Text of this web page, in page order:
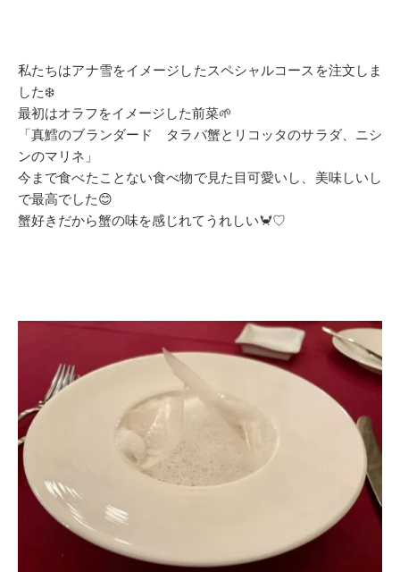
私たちはアナ雪をイメージしたスペシャルコースを注文しま
した❄️
最初はオラフをイメージした前菜🌱
「真鱈のブランダード タラバ蟹とリコッタのサラダ、ニシ
ンのマリネ」
今まで食べたことない食べ物で見た目可愛いし、美味しいし
で最高でした😊
蟹好きだから蟹の味を感じれてうれしい🦀♡